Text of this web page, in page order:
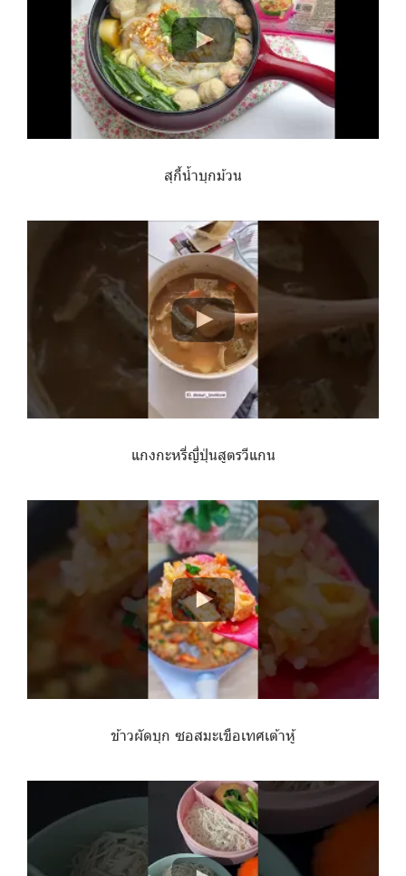
สุกี้น้ำบุกม้วน
แกงกะหรี่ญี่ปุ่นสูตรวีแกน
ข้าวผัดบุก ซอสมะเขือเทศเต้าหู้